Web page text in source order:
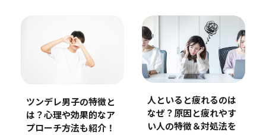
ツンデレ男子の特徴と
は？心理や効果的なア
プローチ方法も紹介！
人といると疲れるのは
なぜ？原因と疲れやす
い人の特徴＆対処法を